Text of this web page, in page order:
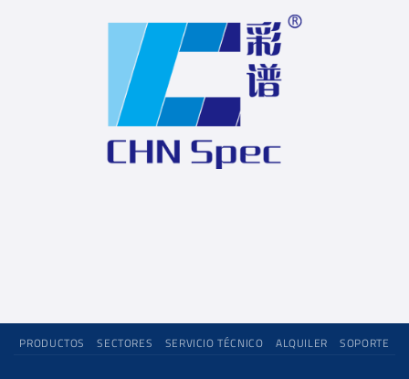
PRODUCTOS SECTORES SERVICIO TÉCNICO ALQUILER SOPORTE